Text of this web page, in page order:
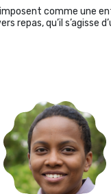
comme une
repas, qu’il s’agisse